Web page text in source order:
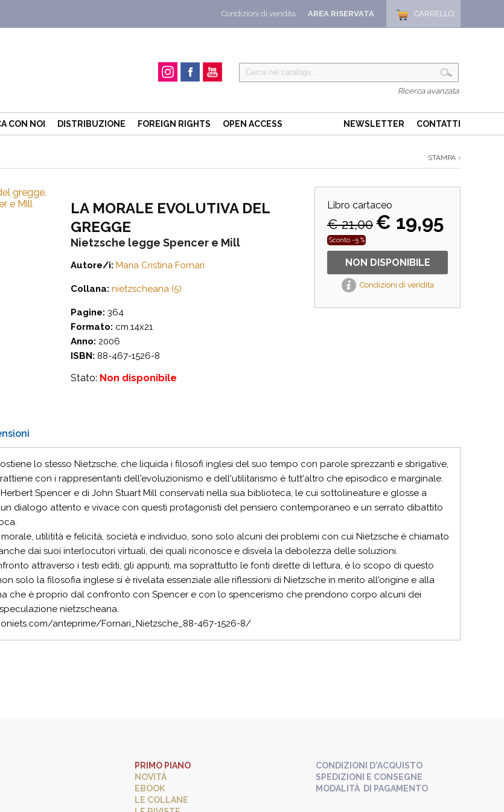
CARRELLO
AREA RISERVATA
Condizioni di vendita
Ricerca avanzata
CON NOI DISTRIBUZIONE FOREIGN RIGHTS OPEN ACCESS NEWSLETTER CONTATTI
STAMPA
Libro cartaceo
€ 21,00€ 19,95
Sconto -5 %
NON DISPONIBILE
Condizioni di vendita
LA MORALE EVOLUTIVA DEL
GREGGE
Nietzsche legge Spencer e Mill
Autore/i: Maria Cristina Fornari
Collana: nietzscheana (5)
Pagine: 364
Formato: cm.14x21
Anno: 2006
ISBN: 88-467-1526-8
Stato: Non disponibile
lo stesso Nietzsche, che liquida i filosofi inglesi del suo tempo con parole sprezzanti e sbrigative,
con i rappresentanti dell'evoluzionismo e dell'utilitarismo è tutt'altro che episodico e marginale.
Spencer e di John Stuart Mill conservati nella sua biblioteca, le cui sottolineature e glosse a
dialogo attento e vivace con questi protagonisti del pensiero contemporaneo e un serrato dibattito
utilitità e felicità, società e individuo, sono solo alcuni dei problemi con cui Nietzsche è chiamato
dai suoi interlocutori virtuali, dei quali riconosce e disvela la debolezza delle soluzioni.
attraverso i testi editi, gli appunti, ma soprattutto le fonti dirette di lettura, è lo scopo di questo
solo la filosofia inglese si è rivelata essenziale alle riflessioni di Nietzsche in merito all'origine e alla
che è proprio dal confronto con Spencer e con lo spencerismo che prendono corpo alcuni dei
nietzscheana.
anteprime/Fornari_Nietzsche_88-467-1526-8/
PRIMO PIANO
NOVITÀ
EBOOK
LE COLLANE
CONDIZIONI D'ACQUISTO
SPEDIZIONI E CONSEGNE
MODALITÀ DI PAGAMENTO